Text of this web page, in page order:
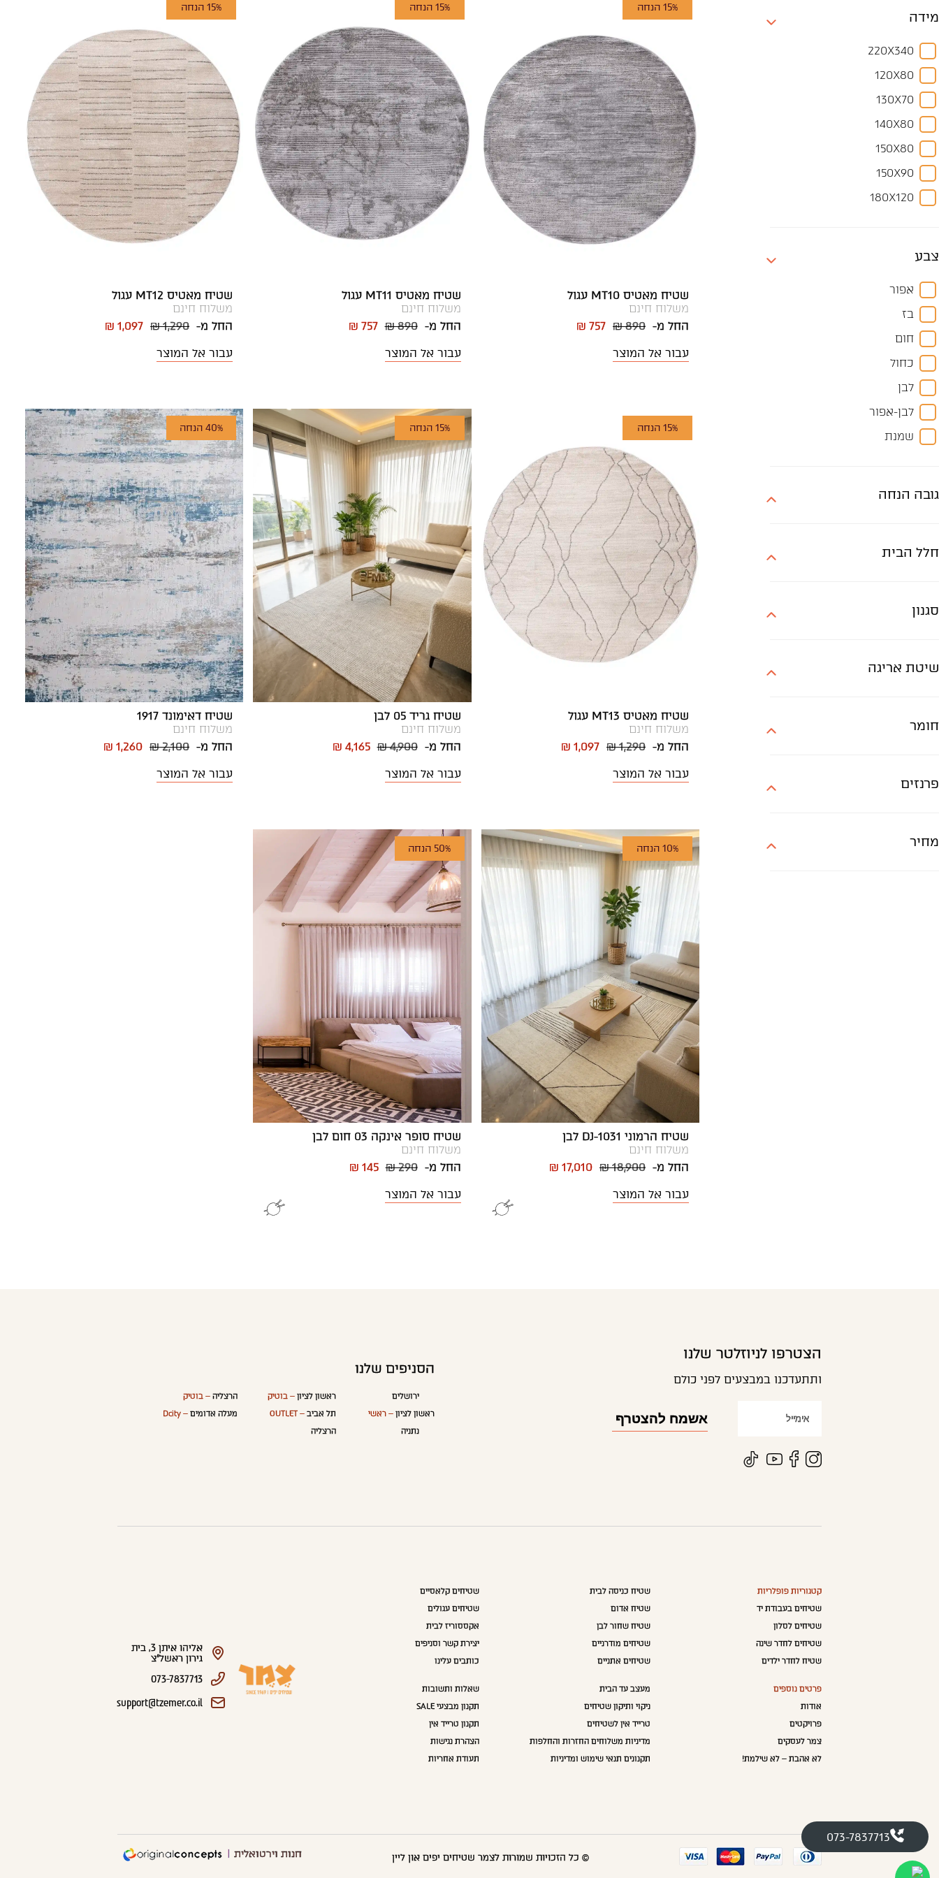
מידה
220X340
120X80
130X70
140X80
150X80
150X90
180X120
230X160
240X170
300X200
300X250
330X240
350X250
400X300
קוטר 120
צבע
אפור
בז
חום
כחול
לבן
לבן-אפור
שמנת
גובה הנחה
חלל הבית
סגנון
שיטת אריגה
חומר
פרנזים
מחיר
15% הנחה
שטיח מאטיס MT10 עגול
משלוח חינם
החל מ- ₪ 890
₪ 757
עבור אל המוצר
15% הנחה
שטיח מאטיס MT11 עגול
משלוח חינם
החל מ-₪ 890
₪ 757
עבור אל המוצר
15% הנחה
שטיח מאטיס MT12 עגול
משלוח חינם
החל מ- ₪ 1,290
₪ 1,097
עבור אל המוצר
15% הנחה
שטיח מאטיס MT13 עגול
משלוח חינם
החל מ- ₪ 1,290
₪ 1,097
עבור אל המוצר
15% הנחה
שטיח גריד 05 לבן
משלוח חינם
החל מ-₪ 4,900
₪ 4,165
עבור אל המוצר
40% הנחה
שטיח דאימונד 1917
משלוח חינם
החל מ- ₪ 2,100
₪ 1,260
עבור אל המוצר
10% הנחה
שטיח הרמוני DJ-1031 לבן
משלוח חינם
החל מ- ₪ 18,900
₪ 17,010
עבור אל המוצר
50% הנחה
שטיח סופר אינקה 03 חום לבן
משלוח חינם
החל מ-₪ 290
₪ 145
עבור אל המוצר
הצטרפו לניוזלטר שלנו
ותתעדכנו במבצעים לפני כולם
הסניפים שלנו
ירושלים
ראשון לציון – ראשי
נתניה
ראשון לציון – בוטיק
תל אביב – OUTLET
הרצליה
הרצליה– בוטיק
מעלה אדומים – Dcity
קטגוריות פופלריות
שטיחים בעבודת יד
שטיחים לסלון
שטיחים לחדר שינה
שטיח לחדר ילדים
שטיח כניסה לבית
שטיח אדום
שטיח שחור לבן
שטיחים מודרניים
שטיחים אתניים
שטיחים קלאסיים
שטיחים עגולים
אקססוריז לבית
יצירת קשר וסניפים
כותבים עלינו
פרטים נוספים
אודות
פרויקטים
צמר לעסקים
לא אהבת – לא שילמת!
מעצב עד הבית
ניקוי ותיקון שטיחים
טרייד אין לשטיחים
מדיניות משלוחים החזרות והחלפות
תקנונים תנאי שימוש ומדיניות
שאלות ותשובות
תקנון מבצעי SALE
תקנון טרייד אין
הצהרת נגישות
תעודת אחריות
אליהו איתן 3, בית
גירון ראשל"צ
073-7837713
support@tzemer.co.il
© כל הזכויות שמורות לצמר שטיחים יפים און ליין חנות וירטואלית
073-7837713